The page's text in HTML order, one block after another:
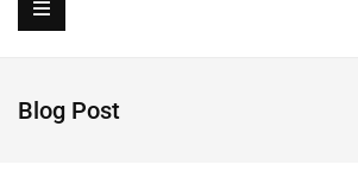
Blog Post